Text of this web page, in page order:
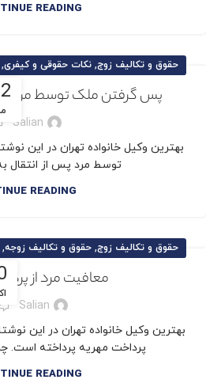
READING
حقوق و تکالیف زوج, نکات حقوقی و کیفری,
پس گرفتن ملک توسط مرد
Salian
بهترین وکیل خانواده تهران در این
توسط مرد پس از انتقال
READING
حقوق و تکالیف زوج, حقوق و تکالیف زوجه,
معافیت مرد از
Salian
بهترین وکیل خانواده تهران در این
پرداخت مهریه پرداخته است.
READING